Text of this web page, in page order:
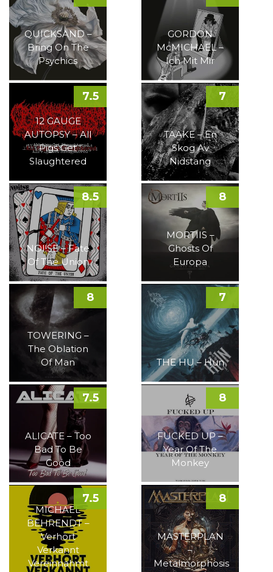
QUICKSAND –
Bring On The
Psychics
GORDON
McMICHAEL –
Ich Mit Mir
12 GAUGE
AUTOPSY – All
Pigs Get
Slaughtered
7.5
TAAKE – En
Skog Av
Nidstang
7
NOI!SE – Fate
Of The Union
8.5
MORTIIS –
Ghosts Of
Europa
8
TOWERING –
The Oblation
Of Man
8
THE HU – Hun
7
ALICATE – Too
Bad To Be
Good
7.5
FUCKED UP –
Year Of The
Monkey
8
MICHAEL
BEHRENDT –
Verhört
Verkannt
Vereinnahmt
7.5
MASTERPLAN
–
Metalmorphosis
8